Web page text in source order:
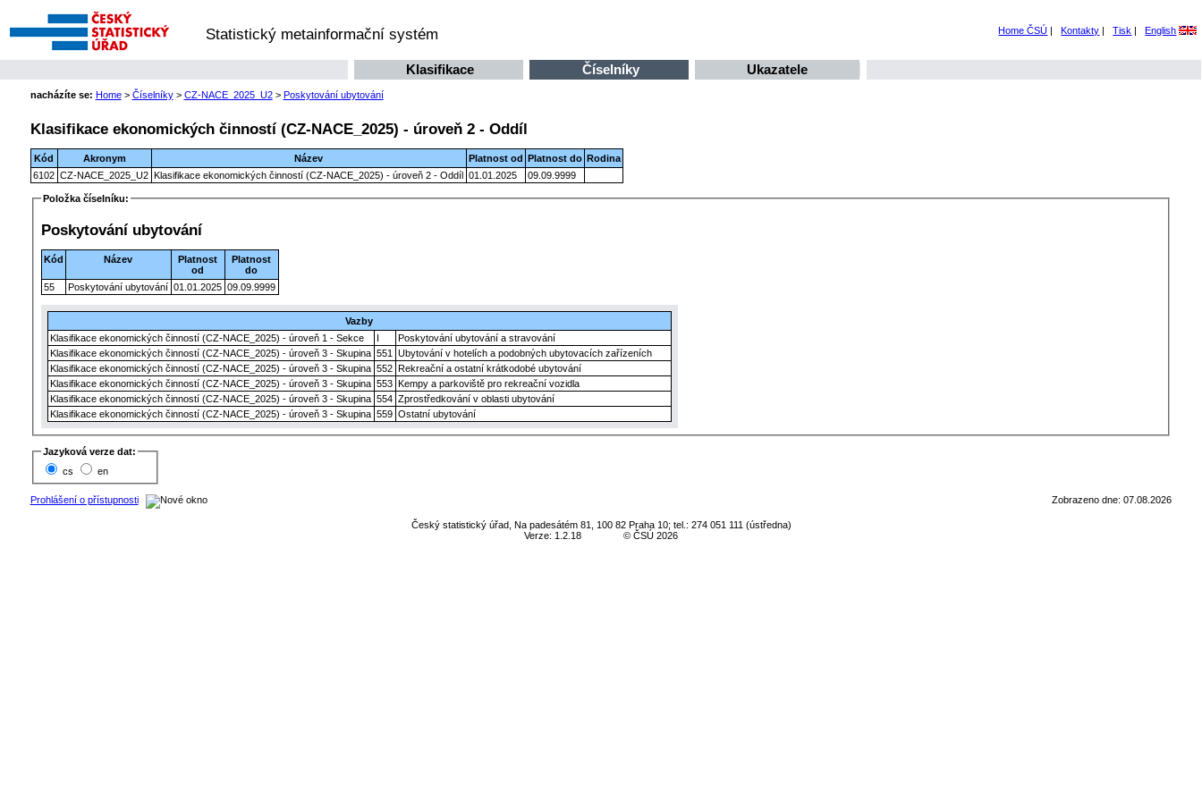
Statistický metainformační systém Home ČSÚ | Kontakty | Tisk | English
Klasifikace Číselníky Ukazatele
nacházíte se: Home> Číselníky> CZ-NACE_2025_U2> Poskytování ubytování
Klasifikace ekonomických činností (CZ-NACE_2025) - úroveň 2 - Oddíl
Kód Akronym Název Platnost od Platnost do Rodina
6102 CZ-NACE_2025_U2 Klasifikace ekonomických činností (CZ-NACE_2025) - úroveň 2 - Oddíl 01.01.2025 09.09.9999
Položka číselníku:
Poskytování ubytování
Kód Název
Platnost
od
Platnost
do
55
Poskytování ubytování 01.01.2025 09.09.9999
Vazby
Klasifikace ekonomických činností (CZ-NACE_2025) - úroveň 1 - Sekce
Poskytování ubytování a stravování
Klasifikace ekonomických činností (CZ-NACE_2025) - úroveň 3 - Skupina 551
Ubytování v hotelích a podobných ubytovacích zařízeních
Klasifikace ekonomických činností (CZ-NACE_2025) - úroveň 3 - Skupina 552
Rekreační a ostatní krátkodobé ubytování
Klasifikace ekonomických činností (CZ-NACE_2025) - úroveň 3 - Skupina 553
Kempy a parkoviště pro rekreační vozidla
Klasifikace ekonomických činností (CZ-NACE_2025) - úroveň 3 - Skupina 554 Zprostředkování v oblasti ubytování
Klasifikace ekonomických činností (CZ-NACE_2025) - úroveň 3 - Skupina 559 Ostatní ubytování
Jazyková verze dat:
cs
en
Prohlášení o přístupnosti Zobrazeno dne: 07.08.2026
Český statistický úřad, Na padesátém 81, 100 82 Praha 10; tel.: 274 051 111 (ústředna)
Verze: 1.2.18
© ČSÚ 2026